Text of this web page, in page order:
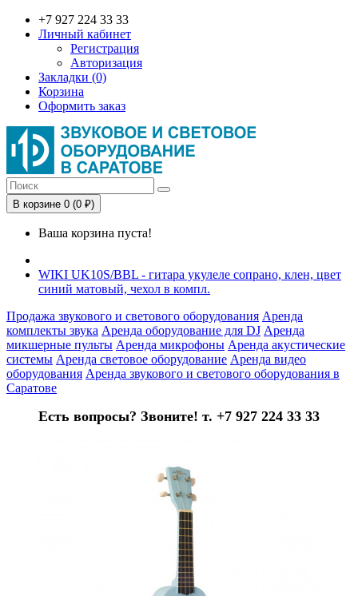
+7 927 224 33 33
Личный кабинет
Регистрация
Авторизация
Закладки (0)
Корзина
Оформить заказ
В корзине 0 (0 ₽)
Ваша корзина пуста!
WIKI UK10S/BBL - гитара укулеле сопрано, клен, цвет
синий матовый, чехол в компл.
Продажа звукового и светового оборудования Аренда
комплекты звука Аренда оборудование для DJ Аренда
микшерные пульты Аренда микрофоны Аренда акустические
системы Аренда световое оборудование Аренда видео
оборудования Аренда звукового и светового оборудования в
Саратове
Есть вопросы? Звоните! т. +7 927 224 33 33